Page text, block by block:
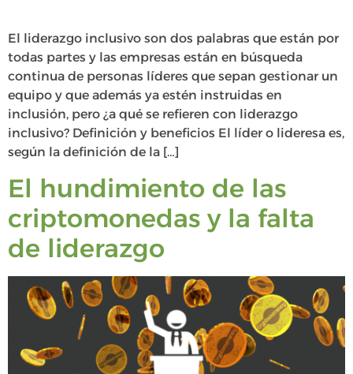
El liderazgo inclusivo son dos palabras que están por
todas partes y las empresas están en búsqueda
continua de personas líderes que sepan gestionar un
equipo y que además ya estén instruidas en
inclusión, pero ¿a qué se refieren con liderazgo
inclusivo? Definición y beneficios El líder o lideresa es,
según la definición de la […]
El hundimiento de las
criptomonedas y la falta
de liderazgo